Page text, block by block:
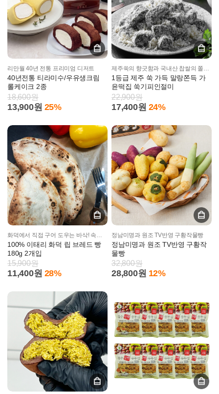
리만월 40년 전통 프리미엄 디저트
40년전통 티라미수/우유생크림
롤케이크 2종
18,600원
13,900원 25%
제주쑥의 향긋함과 국내산 찹쌀의 쫄깃함!
1등급 제주 쑥 가득 말랑쫀득 가
윤떡집 쑥기피인절미
22,900원
17,400원 24%
100% 이태리 화덕 립 브레드 빵
180g 2개입
15,900원
11,400원 28%
정남미명과 원조 TV반영 구황작물빵
정남미명과 원조 TV반영 구황작
물빵
32,800원
28,800원 12%